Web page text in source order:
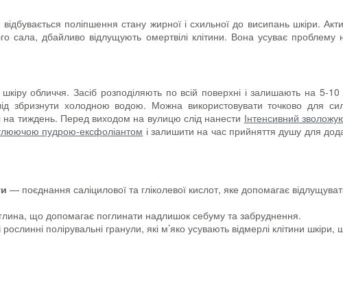
поліпшення стану жирної і схильної до висипань шкіри.
сала, дбайливо відлущують омертвілі клітини. Вона усуває проблему
обличчя. Засіб розподіляють по всій поверхні і залишають на 5-
збризнути холодною водою. Можна використовувати точково для
тиждень. Перед виходом на вулицю слід нанести Інтенсивний
пудрою-ексфоліантом і залишити на час прийняття душу для
— поєднання саліцилової та гліколевої кислот, яке допомагає
що допомагає поглинати надлишок себуму та забруднення.
полірувальні гранули, які м’яко усувають відмерлі клітини